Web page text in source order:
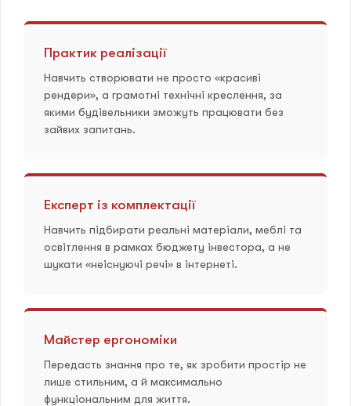
Практик реалізації
Навчить створювати не просто «красиві
рендери», а грамотні технічні креслення, за
якими будівельники зможуть працювати без
зайвих запитань.
Експерт із комплектації
Навчить підбирати реальні матеріали, меблі та
освітлення в рамках бюджету інвестора, а не
шукати «неіснуючі речі» в інтернеті.
Майстер ергономіки
Передасть знання про те, як зробити простір не
лише стильним, а й максимально
функціональним для життя.